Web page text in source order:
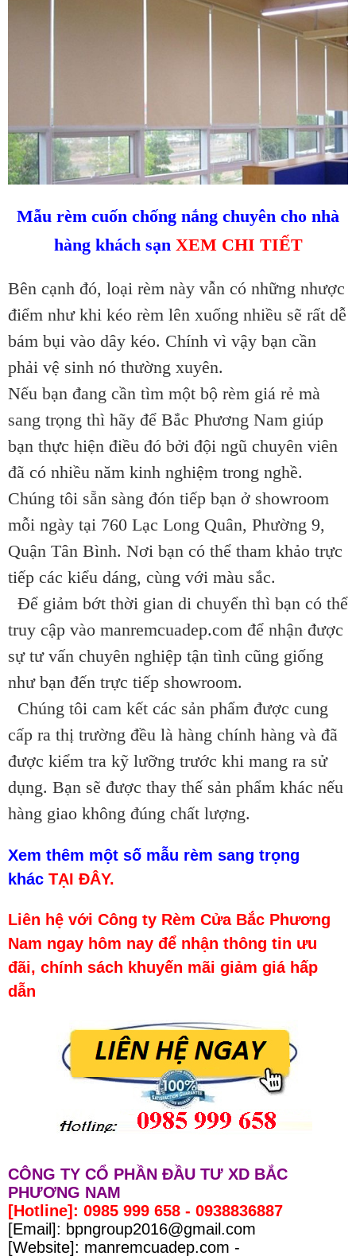
Mẫu rèm cuốn chống nắng chuyên cho nhà
hàng khách sạn XEM CHI TIẾT
Bên cạnh đó, loại rèm này vẫn có những nhược
điểm như khi kéo rèm lên xuống nhiều sẽ rất dễ
bám bụi vào dây kéo. Chính vì vậy bạn cần
phải vệ sinh nó thường xuyên.
Nếu bạn đang cần tìm một bộ rèm giá rẻ mà
sang trọng thì hãy để Bắc Phương Nam giúp
bạn thực hiện điều đó bởi đội ngũ chuyên viên
đã có nhiều năm kinh nghiệm trong nghề.
Chúng tôi sẵn sàng đón tiếp bạn ở showroom
mỗi ngày tại 760 Lạc Long Quân, Phường 9,
Quận Tân Bình. Nơi bạn có thể tham khảo trực
tiếp các kiểu dáng, cùng với màu sắc.
Để giảm bớt thời gian di chuyển thì bạn có thể
truy cập vào manremcuadep.com để nhận được
sự tư vấn chuyên nghiệp tận tình cũng giống
như bạn đến trực tiếp showroom.
Chúng tôi cam kết các sản phẩm được cung
cấp ra thị trường đều là hàng chính hàng và đã
được kiểm tra kỹ lưỡng trước khi mang ra sử
dụng. Bạn sẽ được thay thế sản phẩm khác nếu
hàng giao không đúng chất lượng.
Xem thêm một số mẫu rèm sang trọng
khác TẠI ĐÂY.
Liên hệ với Công ty Rèm Cửa Bắc Phương
Nam ngay hôm nay để nhận thông tin ưu
đãi, chính sách khuyến mãi giảm giá hấp
dẫn
CÔNG TY CỔ PHẦN ĐẦU TƯ XD BẮC
PHƯƠNG NAM
[Hotline]: 0985 999 658 - 0938836887
[Email]: bpngroup2016@gmail.com
[Website]: manremcuadep.com -